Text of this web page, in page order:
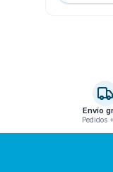
Envío
Pedidos